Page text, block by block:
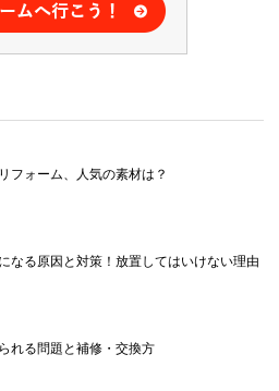
フォーム、人気の素材は？
なる原因と対策！放置してはいけない理由
れる問題と補修・交換方